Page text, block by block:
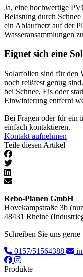
Ja, eine hochwertige
Belastung durch
ein Ablaufnetz auf der
Wasseransammlungen
Eignet sich eine
Solarfolien sind für den
noch reißfest genug
bei Schnee, Eis oder
Einwinterung entfernt
Bei Fragen oder für ein
einfach kontaktieren.
Kontakt aufnehmen
Teile diesen Artikel
Rebo-Planen GmbH
Hovekampstraße 3b
48431 Rheine
Schreiben Sie uns
0157/51564388
Produkte